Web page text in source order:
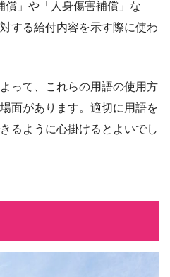
償」や「人身傷害補償」な
する給付内容を示す際に使わ
って、これらの用語の使用方
面があります。適切に用語を
るように心掛けるとよいでし